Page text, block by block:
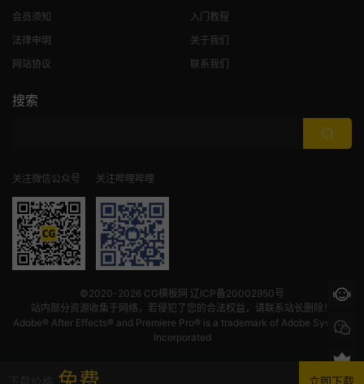
立即下载
会员须知
法律申明
网站协议
入门教程
关于我们
联系我们
搜索
关注微信公众号 关注哔哩哔哩
©2020-2026 CG模板网 辽ICP备20002950号
站内部分资源收集于网络，若侵犯了您的合法权益，请联系站长删除！
Adobe® After Effects® and Premiere Pro® is a trademark of Adobe Systems
Incorporated